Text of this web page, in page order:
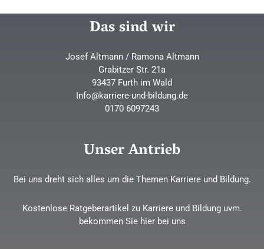
Das sind wir
Josef Altmann / Ramona Altmann
Grabitzer Str. 21a
93437 Furth im Wald
Info@karriere-und-bildung.de
0170 6097243
Unser Antrieb
Bei uns dreht sich alles um die Themen Karriere und Bildung.
Kostenlose Ratgeberartikel zu Karriere und Bildung uvm.
bekommen Sie hier bei uns